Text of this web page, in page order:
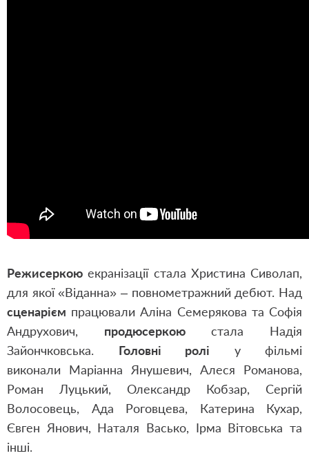
Режисеркою екранізації стала Христина Сиволап,
для якої «Віданна» – повнометражний дебют. Над
сценарієм працювали Аліна Семерякова та Софія
Андрухович, продюсеркоюстала Надія
Зайончковська. Головні ролі у фільмі
виконали Маріанна Янушевич, Алеся Романова,
Роман Луцький, Олександр Кобзар, Сергій
Волосовець, Ада Роговцева, Катерина Кухар,
Євген Янович, Наталя Васько, Ірма Вітовська та
інші.